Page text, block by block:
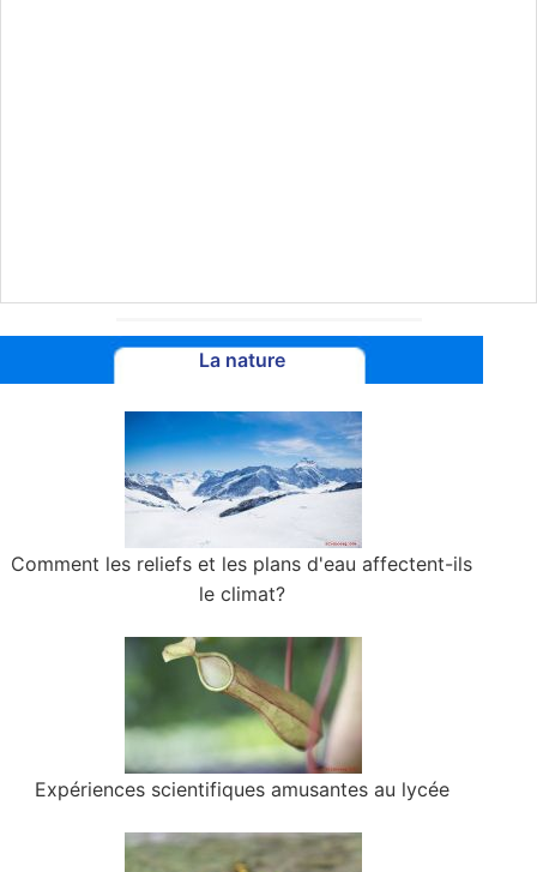
La nature
Comment les reliefs et les plans d'eau affectent-ils
le climat?
Expériences scientifiques amusantes au lycée